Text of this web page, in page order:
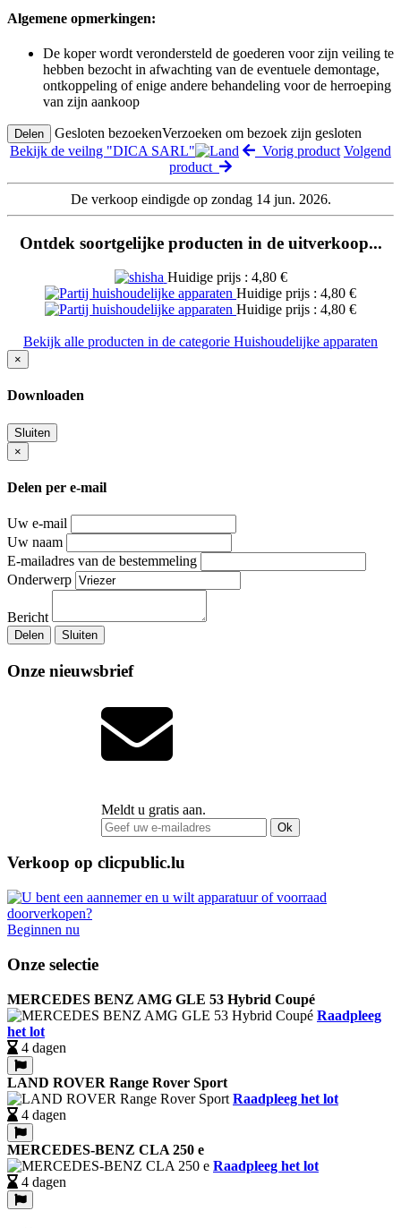
Algemene opmerkingen:
De koper wordt verondersteld de goederen voor zijn veiling te
hebben bezocht in afwachting van de eventuele demontage,
ontkoppeling of enige andere behandeling voor de herroeping
van zijn aankoop
Delen Gesloten bezoekenVerzoeken om bezoek zijn gesloten
Bekijk de veilng "DICA SARL"
Vorig product Volgend
product
De verkoop eindigde op zondag 14 jun. 2026.
Ontdek soortgelijke producten in de uitverkoop...
Huidige prijs : 4,80 €
Huidige prijs : 4,80 €
Huidige prijs : 4,80 €
Bekijk alle producten in de categorie Huishoudelijke apparaten
×
Downloaden
Sluiten
×
Delen per e-mail
Uw e-mail
Uw naam
E-mailadres van de bestemmeling
Onderwerp
Bericht
Delen Sluiten
Onze nieuwsbrief
Meldt u gratis aan.
Ok
Verkoop op clicpublic.lu
Beginnen nu
Onze selectie
MERCEDES BENZ AMG GLE 53 Hybrid Coupé
Raadpleeg
het lot
4 dagen
LAND ROVER Range Rover Sport
Raadpleeg het lot
4 dagen
MERCEDES-BENZ CLA 250 e
Raadpleeg het lot
4 dagen